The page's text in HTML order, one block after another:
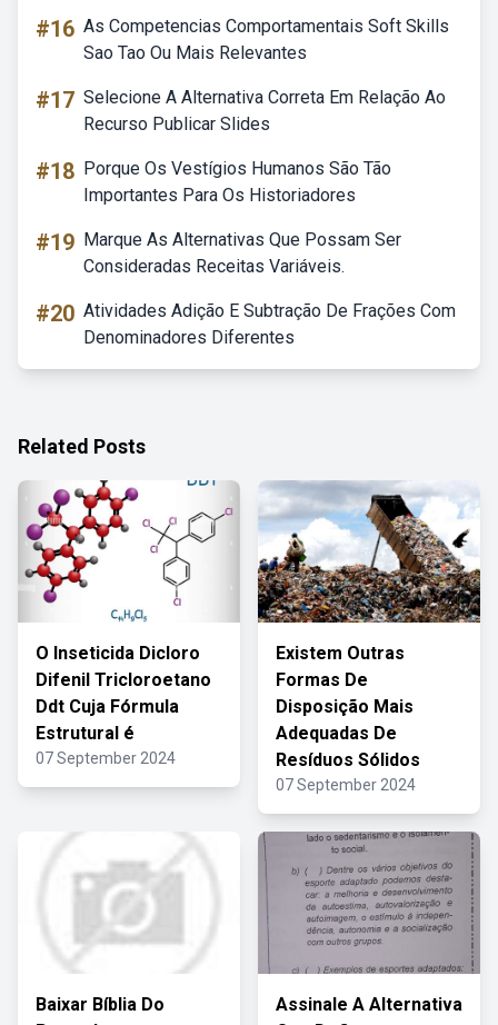
#16 As Competencias Comportamentais Soft Skills
Sao Tao Ou Mais Relevantes
#17 Selecione A Alternativa Correta Em Relação Ao
Recurso Publicar Slides
#18 Porque Os Vestígios Humanos São Tão
Importantes Para Os Historiadores
#19 Marque As Alternativas Que Possam Ser
Consideradas Receitas Variáveis.
#20 Atividades Adição E Subtração De Frações Com
Denominadores Diferentes
Related Posts
O Inseticida Dicloro
Difenil Tricloroetano
Ddt Cuja Fórmula
Estrutural é
07 September 2024
Existem Outras
Formas De
Disposição Mais
Adequadas De
Resíduos Sólidos
07 September 2024
Baixar Bíblia Do
Assinale A Alternativa